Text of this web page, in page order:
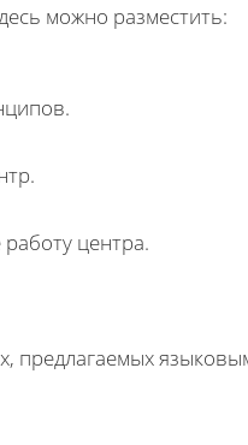
можно разместить:
центра.
предлагаемых